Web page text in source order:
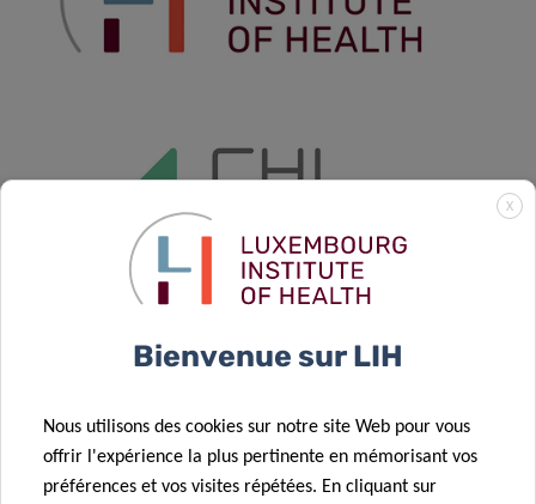
X
Bienvenue sur LIH
Nous utilisons des cookies sur notre site Web pour vous
offrir l'expérience la plus pertinente en mémorisant vos
préférences et vos visites répétées. En cliquant sur